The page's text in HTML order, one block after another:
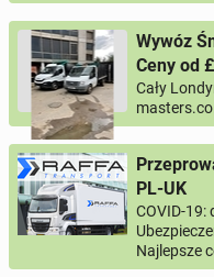
Wywóz
Ceny od
Cały
PL-UK
COVID-19:
Najlepsze